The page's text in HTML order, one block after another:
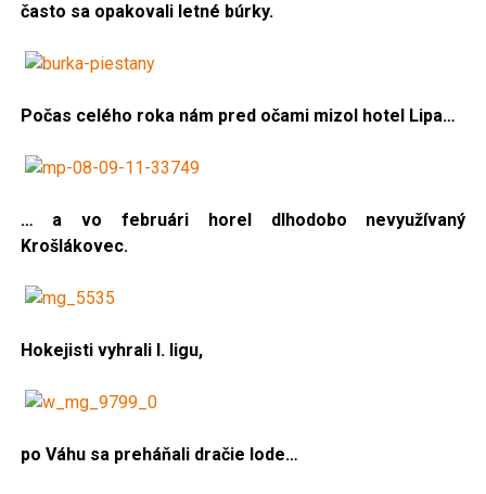
často sa opakovali letné búrky.
Počas celého roka nám pred očami mizol hotel Lipa…
… a vo februári horel dlhodobo nevyužívaný
Krošlákovec.
Hokejisti vyhrali I. ligu,
po Váhu sa preháňali dračie lode…